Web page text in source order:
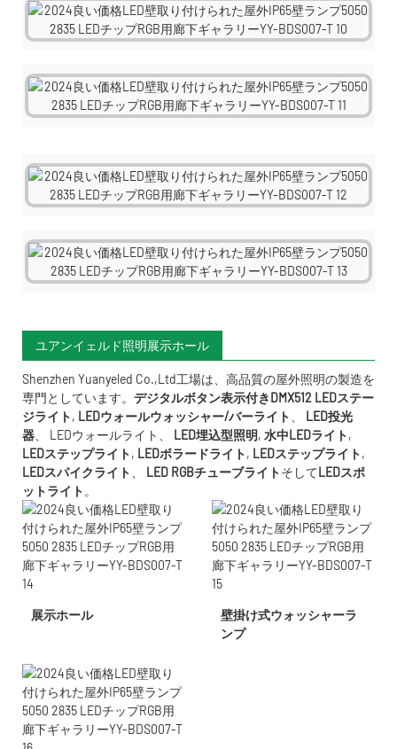
ユアンイェルド照明展示ホール
Shenzhen Yuanyeled Co.,Ltd工場は、高品質の屋外照明の製造を
専門としています。 デジタルボタン表示付きDMX512 LEDステー
ジライト, LEDウォールウォッシャー/バーライト
LED投光
器
LEDウォールライト LED埋込型照明, 水中LEDライト,
LEDステップライト, LEDボラードライト, LEDステップライト,
LEDスパイクライト
LED RGBチューブライトそしてLEDスポ
ットライト 。
展示ホール
壁掛け式ウォッシャーラ
ンプ